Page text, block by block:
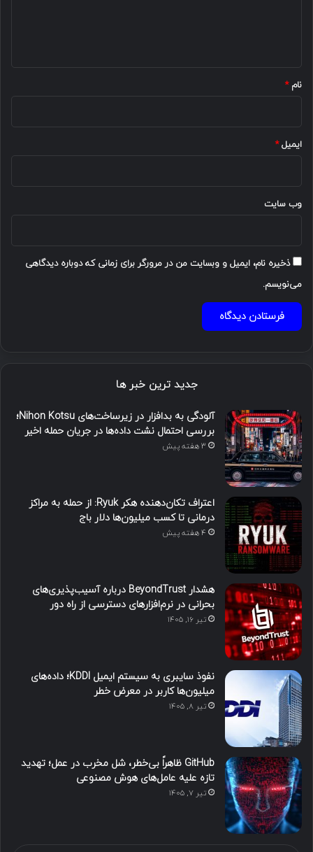
نام*
ایمیل*
وب‌ سایت
ذخیره نام، ایمیل و وبسایت من در مرورگر برای زمانی که دوباره دیدگاهی
می‌نویسم.
جدید ترین خبر ها
آلودگی به بدافزار در زیرساخت‌های Nihon Kotsu؛
بررسی احتمال نشت داده‌ها در جریان حمله اخیر
3 هفته پیش
اعتراف تکان‌دهنده هکر Ryuk: از حمله به مراکز
درمانی تا کسب میلیون‌ها دلار باج
4 هفته پیش
هشدار BeyondTrust درباره آسیب‌پذیری‌های
بحرانی در نرم‌افزارهای دسترسی از راه دور
تیر ۱۶, ۱۴۰۵
نفوذ سایبری به سیستم ایمیل KDDI؛ داده‌های
میلیون‌ها کاربر در معرض خطر
تیر ۸, ۱۴۰۵
GitHub ظاهراً بی‌خطر، شل مخرب در عمل؛ تهدید
تازه علیه عامل‌های هوش مصنوعی
تیر ۷, ۱۴۰۵